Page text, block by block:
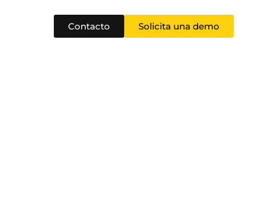
Contacto Solicita una demo